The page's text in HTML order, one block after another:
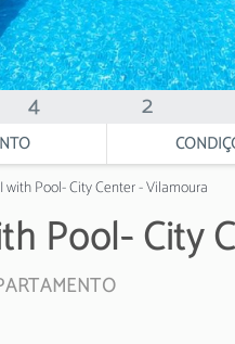
4 2
with Pool- City Center - Vilamoura
Pool- City